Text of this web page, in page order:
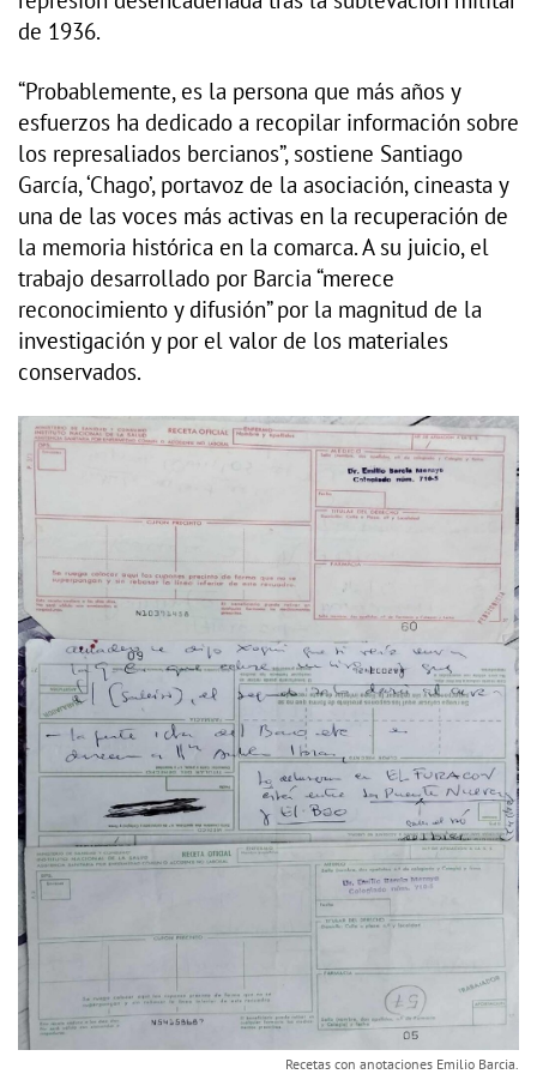
de 1936.
“Probablemente, es la persona que más años y
esfuerzos ha dedicado a recopilar información sobre
los represaliados bercianos”, sostiene Santiago
García, ‘Chago’, portavoz de la asociación, cineasta y
una de las voces más activas en la recuperación de
la memoria histórica en la comarca. A su juicio, el
trabajo desarrollado por Barcia “merece
reconocimiento y difusión” por la magnitud de la
investigación y por el valor de los materiales
conservados.
Recetas con anotaciones Emilio Barcia.